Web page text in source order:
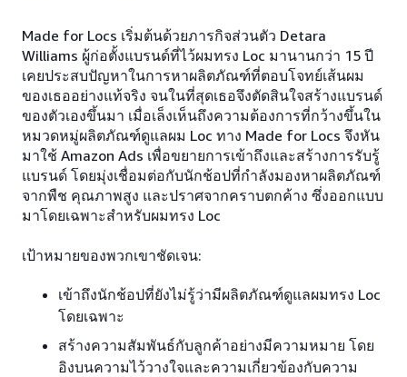
Made for Locs เริ่มต้นด้วยภารกิจส่วนตัว Detara
Williams ผู้ก่อตั้งแบรนด์ที่ไว้ผมทรง Loc มานานกว่า 15 ปี
เคยประสบปัญหาในการหาผลิตภัณฑ์ที่ตอบโจทย์เส้นผม
ของเธออย่างแท้จริง จนในที่สุดเธอจึงตัดสินใจสร้างแบรนด์
ของตัวเองขึ้นมา เมื่อเล็งเห็นถึงความต้องการที่กว้างขึ้นใน
หมวดหมู่ผลิตภัณฑ์ดูแลผม Loc ทาง Made for Locs จึงหัน
มาใช้ Amazon Ads เพื่อขยายการเข้าถึงและสร้างการรับรู้
แบรนด์ โดยมุ่งเชื่อมต่อกับนักช้อปที่กำลังมองหาผลิตภัณฑ์
จากพืช คุณภาพสูง และปราศจากคราบตกค้าง ซึ่งออกแบบ
มาโดยเฉพาะสำหรับผมทรง Loc
เป้าหมายของพวกเขาชัดเจน:
เข้าถึงนักช้อปที่ยังไม่รู้ว่ามีผลิตภัณฑ์ดูแลผมทรง Loc
โดยเฉพาะ
สร้างความสัมพันธ์กับลูกค้าอย่างมีความหมาย โดย
อิงบนความไว้วางใจและความเกี่ยวข้องกับความ